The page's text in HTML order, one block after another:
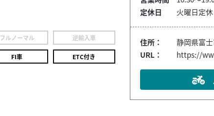
フルノーマル 逆輸入車
FI車 ETC付き
定休日
火曜日定休
住所：
静岡県富
URL：
https://